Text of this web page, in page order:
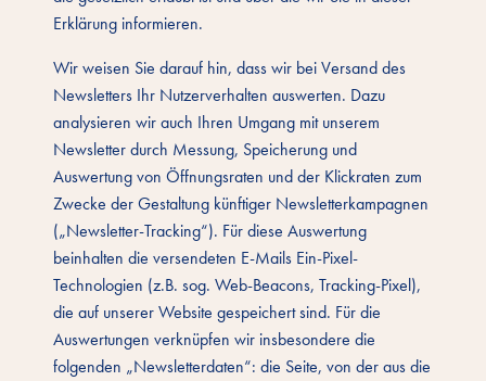
Erklärung informieren.
Wir weisen Sie darauf hin, dass wir bei Versand des
Newsletters Ihr Nutzerverhalten auswerten. Dazu
analysieren wir auch Ihren Umgang mit unserem
Newsletter durch Messung, Speicherung und
Auswertung von Öffnungsraten und der Klickraten zum
Zwecke der Gestaltung künftiger Newsletterkampagnen
(„Newsletter-Tracking“). Für diese Auswertung
beinhalten die versendeten E-Mails Ein-Pixel-
Technologien (z.B. sog. Web-Beacons, Tracking-Pixel),
die auf unserer Website gespeichert sind. Für die
Auswertungen verknüpfen wir insbesondere die
folgenden „Newsletterdaten“: die Seite, von der aus die